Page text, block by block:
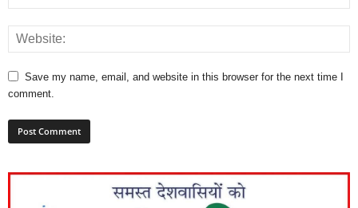
Save my name, email, and website in this browser for the next time I
comment.